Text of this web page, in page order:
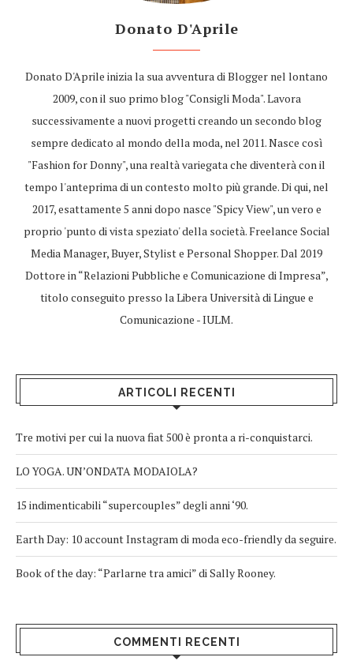
Donato D'Aprile
Donato D'Aprile inizia la sua avventura di Blogger nel lontano
2009, con il suo primo blog "Consigli Moda". Lavora
successivamente a nuovi progetti creando un secondo blog
sempre dedicato al mondo della moda, nel 2011. Nasce così
"Fashion for Donny", una realtà variegata che diventerà con il
tempo l'anteprima di un contesto molto più grande. Di qui, nel
2017, esattamente 5 anni dopo nasce "Spicy View", un vero e
proprio 'punto di vista speziato' della società. Freelance Social
Media Manager, Buyer, Stylist e Personal Shopper. Dal 2019
Dottore in “Relazioni Pubbliche e Comunicazione di Impresa”,
titolo conseguito presso la Libera Università di Lingue e
Comunicazione - IULM.
ARTICOLI RECENTI
Tre motivi per cui la nuova fiat 500 è pronta a ri-conquistarci.
LO YOGA. UN’ONDATA MODAIOLA?
15 indimenticabili “supercouples” degli anni ‘90.
Earth Day: 10 account Instagram di moda eco-friendly da seguire.
Book of the day: “Parlarne tra amici” di Sally Rooney.
COMMENTI RECENTI